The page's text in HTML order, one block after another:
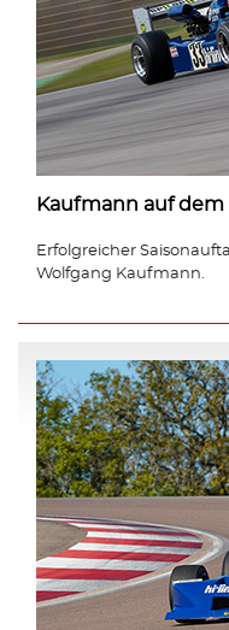
Kaufmann auf
Erfolgreicher
Wolfgang Kaufmann.